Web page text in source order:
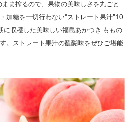
まま搾るので、果物の美味しさを丸ごと
加糖を一切行わない“ストレート果汁”10
に収穫した美味しい福島あかつき ももの
。ストレート果汁の醍醐味をぜひご堪能